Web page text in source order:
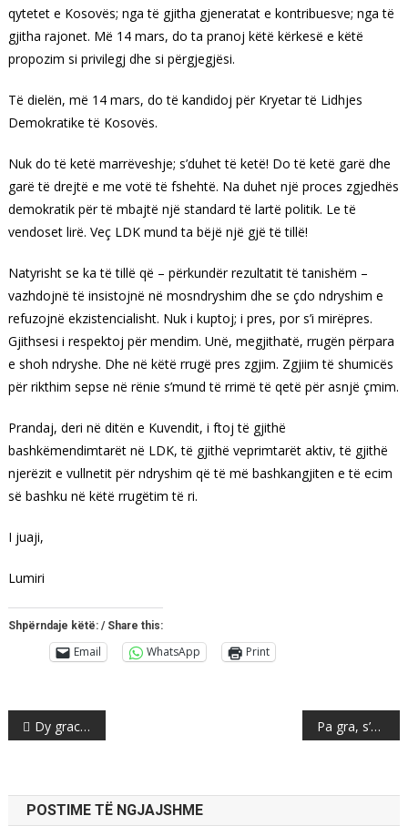
qytetet e Kosovës; nga të gjitha gjeneratat e kontribuesve; nga të
gjitha rajonet. Më 14 mars, do ta pranoj këtë kërkesë e këtë
propozim si privilegj dhe si përgjegjësi.
Të dielën, më 14 mars, do të kandidoj për Kryetar të Lidhjes
Demokratike të Kosovës.
Nuk do të ketë marrëveshje; s’duhet të ketë! Do të ketë garë dhe
garë të drejtë e me votë të fshehtë. Na duhet një proces zgjedhës
demokratik për të mbajtë një standard të lartë politik. Le të
vendoset lirë. Veç LDK mund ta bëjë një gjë të tillë!
Natyrisht se ka të tillë që – përkundër rezultatit të tanishëm –
vazhdojnë të insistojnë në mosndryshim dhe se çdo ndryshim e
refuzojnë ekzistencialisht. Nuk i kuptoj; i pres, por s’i mirëpres.
Gjithsesi i respektoj për mendim. Unë, megjithatë, rrugën përpara
e shoh ndryshe. Dhe në këtë rrugë pres zgjim. Zgjiim të shumicës
për rikthim sepse në rënie s’mund të rrimë të qetë për asnjë çmim.
Prandaj, deri në ditën e Kuvendit, i ftoj të gjithë
bashkëmendimtarët në LDK, të gjithë veprimtarët aktiv, të gjithë
njerëzit e vullnetit për ndryshim që të më bashkangjiten e të ecim
së bashku në këtë rrugëtim të ri.
I juaji,
Lumiri
Shpërndaje këtë: / Share this:
Email WhatsApp Print
Post
navigation
Dy gracka për Albin Kurtin. Pa gra, s’ka lot
POSTIME TË NGJAJSHME